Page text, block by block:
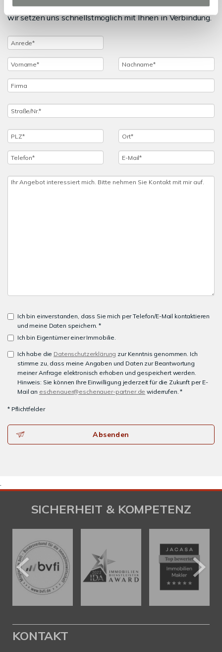
einfach das untenstehende Formular vollständig aus und
wir setzen uns schnellstmöglich mit Ihnen in Verbindung.
Ich bin einverstanden, dass Sie mich per Telefon/E-Mail kontaktieren
und meine Daten speichern. *
Ich bin Eigentümer einer Immobilie.
Ich habe die Datenschutzerklärung zur Kenntnis genommen. Ich
stimme zu, dass meine Angaben und Daten zur Beantwortung
meiner Anfrage elektronisch erhoben und gespeichert werden.
Hinweis: Sie können Ihre Einwilligung jederzeit für die Zukunft per E-
Mail an eschenauer@eschenauer-partner.de widerrufen. *
* Pflichtfelder
Absenden
.
SICHERHEIT & KOMPETENZ
KONTAKT